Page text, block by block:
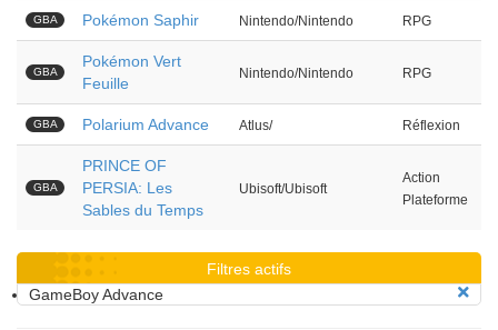
GBA Pokémon Saphir Nintendo/Nintendo RPG
GBA
Pokémon Vert
Feuille
Nintendo/Nintendo RPG
GBA Polarium Advance Atlus/ Réflexion
GBA
PRINCE OF
PERSIA: Les
Sables du Temps
Ubisoft/Ubisoft
Action
Plateforme
Filtres actifs
GameBoy Advance